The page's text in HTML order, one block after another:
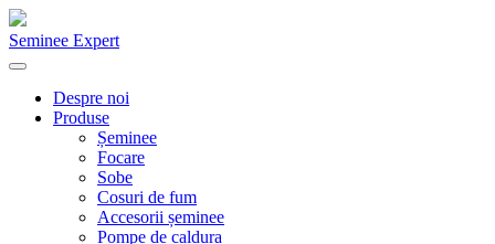
Seminee Expert
Despre noi
Produse
Șeminee
Focare
Sobe
Cosuri de fum
Accesorii șeminee
Pompe de caldura